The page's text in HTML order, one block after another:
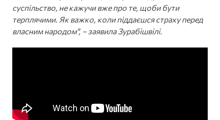
суспільство, не кажучи вже про те, щоби бути
терплячими. Як важко, коли піддаєшся страху перед
власним народом", – заявила Зурабішвілі.